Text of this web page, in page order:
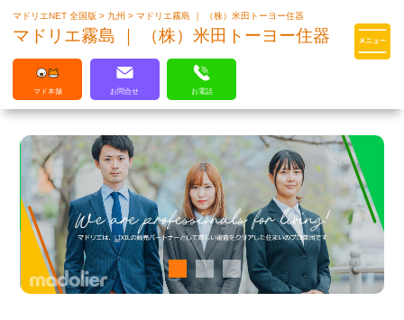
マドリエはLIXILの厳しい基準を
クリアした住まいのプロ集団です
マドリエNET 全国版> 九州>マドリエ霧島 ｜ （株）米田トーヨー住器
マドリエ霧島 ｜ （株）米田トーヨー住器
マド本舗 お問合せ お電話